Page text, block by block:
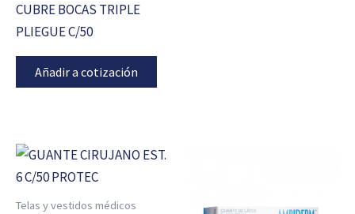
CUBRE BOCAS TRIPLE
PLIEGUE C/50
Añadir a cotización
Telas y vestidos médicos